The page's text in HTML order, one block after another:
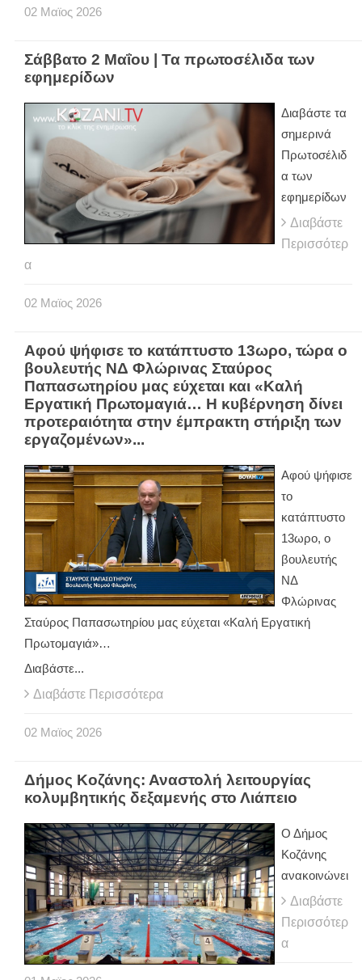
02 Μαϊος 2026
Σάββατο 2 Μαΐου | Τα πρωτοσέλιδα των
εφημερίδων
Διαβάστε τα
σημερινά
Πρωτοσέλιδ
α των
εφημερίδων
Διαβάστε
Περισσότερ
α
02 Μαϊος 2026
Αφού ψήφισε το κατάπτυστο 13ωρο, τώρα ο
βουλευτής ΝΔ Φλώρινας Σταύρος
Παπασωτηρίου μας εύχεται και «Καλή
Εργατική Πρωτομαγιά… Η κυβέρνηση δίνει
προτεραιότητα στην έμπρακτη στήριξη των
εργαζομένων»...
Αφού ψήφισε
το
κατάπτυστο
13ωρο, ο
βουλευτής
ΝΔ
Φλώρινας
Σταύρος Παπασωτηρίου μας εύχεται «Καλή Εργατική
Πρωτομαγιά»…
Διαβάστε...
Διαβάστε Περισσότερα
02 Μαϊος 2026
Δήμος Κοζάνης: Αναστολή λειτουργίας
κολυμβητικής δεξαμενής στο Λιάπειο
Ο Δήμος
Κοζάνης
ανακοινώνει
Διαβάστε
Περισσότερ
α